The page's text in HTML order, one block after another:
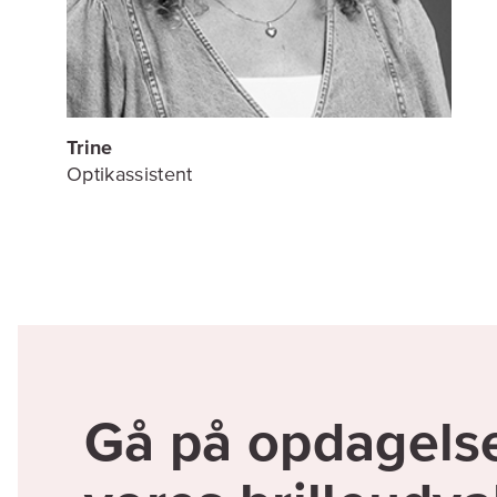
Trine
Optikassistent
Gå på